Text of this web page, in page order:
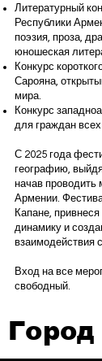
Литературный
Республики
поэзия, проза,
юношеская
Конкурс
Сарояна,
мира.
Конкурс
для граждан
С 2025 года
географию,
начав проводить
Армении.
Капане,
динамику и
взаимодействия
Вход на все
свободный.
Город